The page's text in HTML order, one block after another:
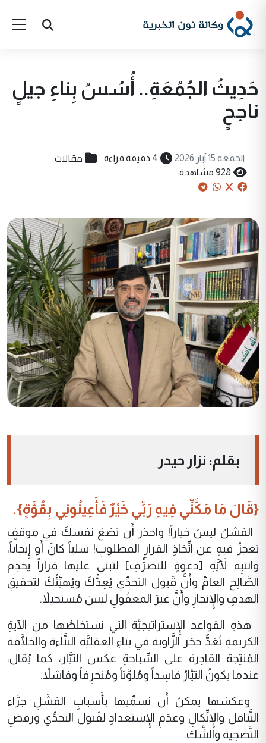
حَدِيثُ الجُمُعَةِ.. أُسُسُ بِناءِ جيلٍ
ناجحٍ
الجمعة 15 آيار 2026 4 دقيقة قراءة مقالات
928 مشاهدة
بقلم: نزار حيدر
{قَالَ مَا مَكَّنِّي فِيهِ رَبِّي خَيْرٌ فَأَعِينُونِي بِقُوَّةٍ}.
الفشلُ ليسَ خياراً! واحذر أَن تضعَ نفسكَ في موقفٍ
تعجزُ فيهِ عن اتِّخاذِ القرارِ المطلوبِ! سلباً كانَ أَو إِيجاباً،
وانتبِه لأَيَّةِ [دعوةٍ للتصرُّفِ] لتبني عليها قراراً يخدِم
الصَّالِح العامِّ وأَنَّ قَبول التحدِّي يُعِدُّكَ ويُهيِّئُكَ لتحقيقِ
الهدفِ والإِنجازِ وأَنَّ غيرَ المعقُولِ ليسَ مُستحيلاً.
هذهِ القواعد الإِستراتيجيَّة التي نستخلصُها من الآيةِ
الكريمةِ تُعَدُّ حجَر الزَّاوية في بناءِ العقليَّة البنَّاءة والخلَّاقة
المُنتِجة القادِرة على السِّباحةِ عكس التيَّار، كما يُقال،
عندما يكونُ التيَّارُ فاسِداً ومُلوَّثاً ومُنحرِفاً وفاشلاً.
وعكسَها يمكنُ أَن نسمِّيها بأَسبابِ الفشَلِ جرَّاء
التَّثاقل والإِتِّكالِ وعدَمِ الإِستعدادِ لقَبول التحدِّي ورفضِ
التَّضحِية والشَّك.